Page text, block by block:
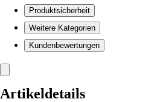
Produktsicherheit
Weitere Kategorien
Kundenbewertungen
Artikeldetails